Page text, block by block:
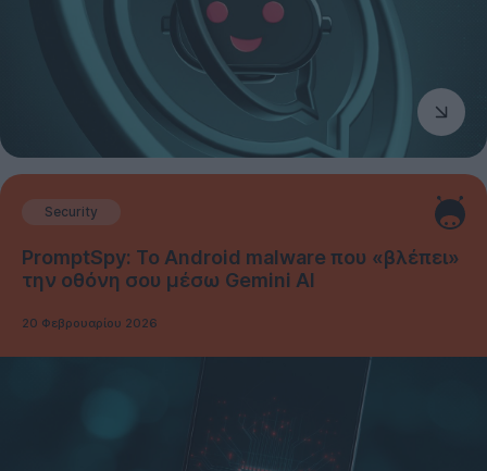
Security
PromptSpy: Το Android malware που «βλέπει»
την οθόνη σου μέσω Gemini AI
20 Φεβρουαρίου 2026